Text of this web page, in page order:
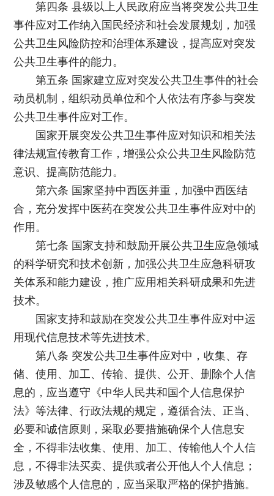
第四条 县级以上人民政府应当将突发公共卫生
事件应对工作纳入国民经济和社会发展规划，加强
公共卫生风险防控和治理体系建设，提高应对突发
公共卫生事件的能力。
第五条 国家建立应对突发公共卫生事件的社会
动员机制，组织动员单位和个人依法有序参与突发
公共卫生事件应对工作。
国家开展突发公共卫生事件应对知识和相关法
律法规宣传教育工作，增强公众公共卫生风险防范
意识、提高防范能力。
第六条 国家坚持中西医并重，加强中西医结
合，充分发挥中医药在突发公共卫生事件应对中的
作用。
第七条 国家支持和鼓励开展公共卫生应急领域
的科学研究和技术创新，加强公共卫生应急科研攻
关体系和能力建设，推广应用相关科研成果和先进
技术。
国家支持和鼓励在突发公共卫生事件应对中运
用现代信息技术等先进技术。
第八条 突发公共卫生事件应对中，收集、存
储、使用、加工、传输、提供、公开、删除个人信
息的，应当遵守《中华人民共和国个人信息保护
法》等法律、行政法规的规定，遵循合法、正当、
必要和诚信原则，采取必要措施确保个人信息安
全，不得非法收集、使用、加工、传输他人个人信
息，不得非法买卖、提供或者公开他人个人信息；
涉及敏感个人信息的，应当采取严格的保护措施。